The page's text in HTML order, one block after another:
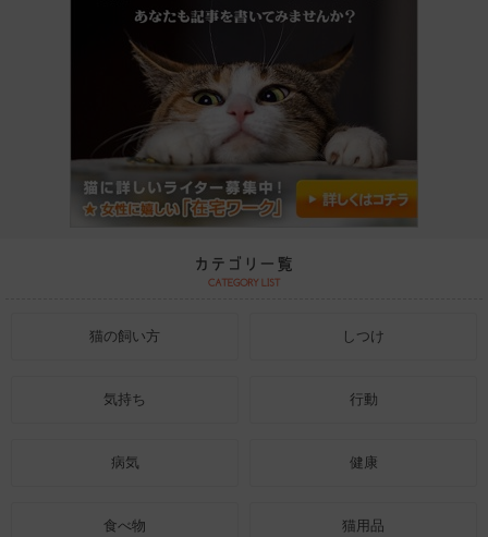
猫の飼い方 しつけ
気持ち 行動
病気 健康
食べ物 猫用品